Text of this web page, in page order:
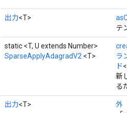
出力<T>
テ
static <T, U extends Number>
SparseApplyAdagradV2 <T>
ラ
ド
新
る
出力<T> 外